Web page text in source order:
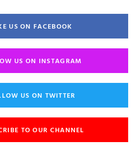
US ON FACEBOOK
US ON INSTAGRAM
US ON TWITTER
TO OUR CHANNEL